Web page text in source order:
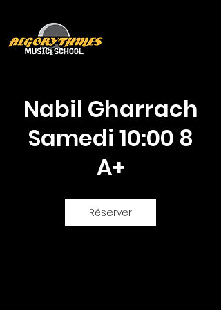
Nabil Gharrach
Samedi 10:00 8
A+
Réserver